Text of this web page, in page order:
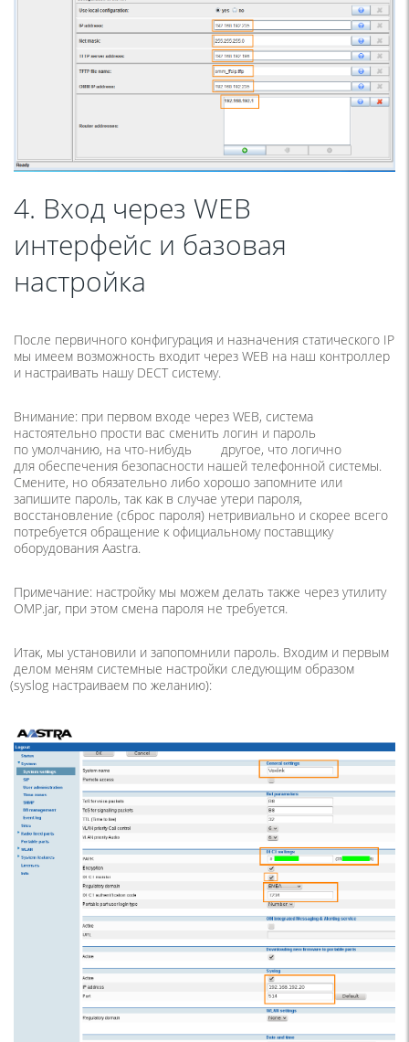
4. Вход через WEB
интерфейс и базовая
настройка
После первичного конфигурация и назначения статического IP
мы имеем возможность входит через WEB на наш контроллер
и настраивать нашу DECT систему.
Внимание: при первом входе через WEB, система
настоятельно прости вас сменить логин и пароль
по умолчанию, на что-нибудь другое, что логично
для обеспечения безопасности нашей телефонной системы.
Смените, но обязательно либо хорошо запомните или
запишите пароль, так как в случае утери пароля,
восстановление (сброс пароля) нетривиально и скорее всего
потребуется обращение к официальному поставщику
оборудования Aastra.
Примечание: настройку мы можем делать также через утилиту
OMP.jar, при этом смена пароля не требуется.
Итак, мы установили и запопомнили пароль. Входим и первым
делом меням системные настройки следующим образом
(syslogнастраиваем по желанию):